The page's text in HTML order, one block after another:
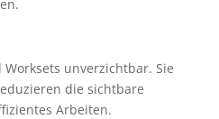
unverzichtbar. Sie
die sichtbare
Arbeiten.